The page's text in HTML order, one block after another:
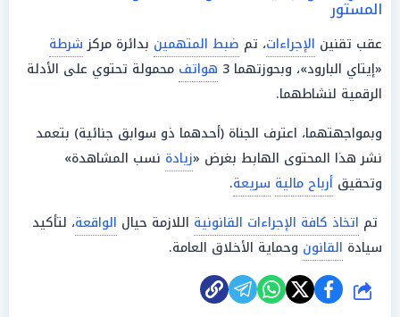
المستور
عقب تقنين الإجراءات، تم ضبط المتهمين بدائرة مركزشرطة
«إيتاي البارود»، وبحوزتهما 3
هواتف محمولة تحتوي على الأدلة
الرقمية لنشاطهما.
وبمواجهتهما، اعترف الجناة (أحدهما ذو سوابق جنائية) بتعمد
نشر هذا المحتوى الهابط بغرض «زيادة نسب المشاهدة»
وتحقيق أرباح مالية سريعة.
تم اتخاذ كافة الإجراءات القانونية اللازمة حيال الواقعة، لتأكيد
سيادة القانون وحماية الأخلاق العامة.
شارك